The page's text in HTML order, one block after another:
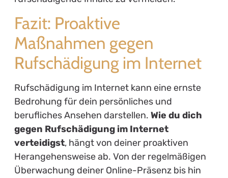
Fazit: Proaktive
Maßnahmen gegen
Rufschädigung im Internet
Rufschädigung im Internet kann eine ernste
Bedrohung für dein persönliches und
berufliches Ansehen darstellen. Wie du dich
gegen Rufschädigung im Internet
verteidigst, hängt von deiner proaktiven
Herangehensweise ab. Von der regelmäßigen
Überwachung deiner Online-Präsenz bis hin